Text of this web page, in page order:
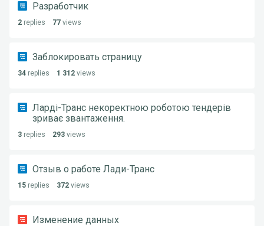
Разработчик
2 replies 77 views
Заблокировать страницу
34 replies 1 312 views
Ларді-Транс некоректною роботою тендерів
зриває звантаження.
3 replies 293 views
Отзыв о работе Лади-Транс
15 replies 372 views
Изменение данных